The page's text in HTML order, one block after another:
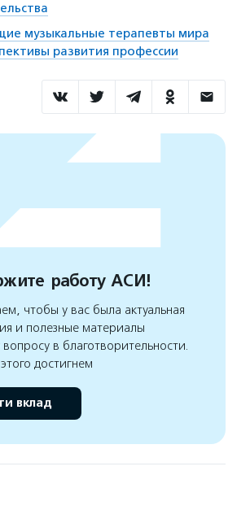
музыкальные терапевты мира
развития профессии
работу АСИ!
чтобы у вас была актуальная
и полезные материалы
в благотворительности.
достигнем
вклад